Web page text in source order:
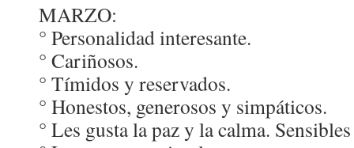
MARZO:
° Personalidad interesante.
° Cariñosos.
° Tímidos y reservados.
° Honestos, generosos y simpáticos.
° Les gusta la paz y la calma.